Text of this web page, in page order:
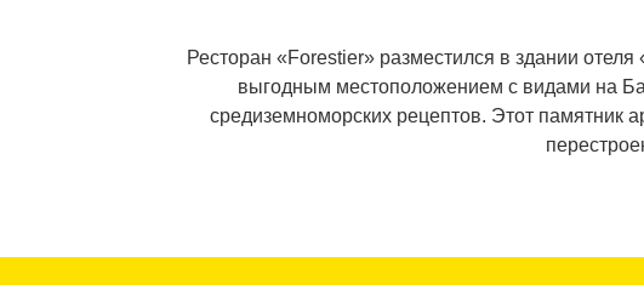
Ресторан «Forestier» разместился в здании
выгодным местоположением с видами на
средиземноморских рецептов. Этот памятник